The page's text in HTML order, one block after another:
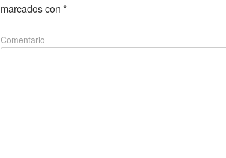
marcados con *
Comentario